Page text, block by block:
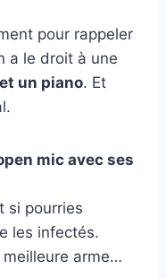
pour rappeler
a le droit à une
un piano. Et
mic avec ses
si pourries
les infectés.
meilleure arme…